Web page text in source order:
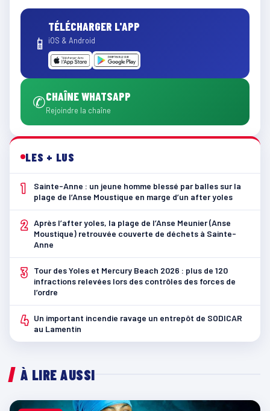
📱
TÉLÉCHARGER L'APP
iOS & Android
✆CHAÎNE WHATSAPP
Rejoindre la chaîne
LES + LUS
1
Sainte-Anne : un jeune homme blessé par balles sur la
plage de l’Anse Moustique en marge d’un after yoles
2 Après l’after yoles, la plage de l’Anse Meunier (Anse
Moustique) retrouvée couverte de déchets à Sainte-
Anne
3
Tour des Yoles et Mercury Beach 2026 : plus de 120
infractions relevées lors des contrôles des forces de
l’ordre
4 Un important incendie ravage un entrepôt de SODICAR
au Lamentin
À LIRE AUSSI